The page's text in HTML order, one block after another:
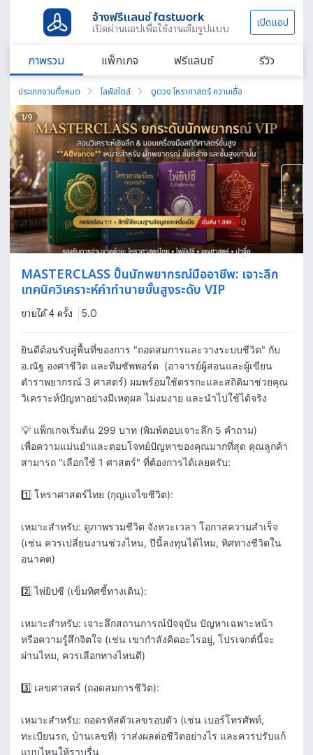
จ้างฟรีแลนซ์ fastwork
เปิดผ่านแอปเพื่อใช้งานเต็มรูปแบบ เปิดแอป
ภาพรวม แพ็กเกจ ฟรีแลนซ์ รีวิว
ประเภทงานทั้งหมด ไลฟ์สไตล์ ดูดวง โหราศาสตร์ ความเชื่อ
1/9
MASTERCLASS ปั้นนักพยากรณ์มืออาชีพ: เจาะลึก
เทคนิควิเคราะห์คำทำนายขั้นสูงระดับ VIP
ขายได้ 4 ครั้ง 5.0
ยินดีต้อนรับสู่พื้นที่ของการ "ถอดสมการและวางระบบชีวิต" กับ
อ.ณัฐ องศาชีวิต และทีมซัพพอร์ต  (อาจารย์ผู้สอนและผู้เขียน
ตำราพยากรณ์ 3 ศาสตร์) ผมพร้อมใช้ตรรกะและสถิติมาช่วยคุณ
วิเคราะห์ปัญหาอย่างมีเหตุผล ไม่งมงาย และนำไปใช้ได้จริง
💡 แพ็กเกจเริ่มต้น 299 บาท (พิมพ์ตอบเจาะลึก 5 คำถาม)
เพื่อความแม่นยำและตอบโจทย์ปัญหาของคุณมากที่สุด คุณลูกค้า
สามารถ "เลือกใช้ 1 ศาสตร์" ที่ต้องการได้เลยครับ:
1️⃣ โหราศาสตร์ไทย (กุญแจไขชีวิต):
เหมาะสำหรับ: ดูภาพรวมชีวิต จังหวะเวลา โอกาสความสำเร็จ
(เช่น ควรเปลี่ยนงานช่วงไหน, ปีนี้ลงทุนได้ไหม, ทิศทางชีวิตใน
อนาคต)
2️⃣ ไพ่ยิปซี (เข็มทิศชี้ทางเดิน):
เหมาะสำหรับ: เจาะลึกสถานการณ์ปัจจุบัน ปัญหาเฉพาะหน้า
หรือความรู้สึกจิตใจ (เช่น เขากำลังคิดอะไรอยู่, โปรเจกต์นี้จะ
ผ่านไหม, ควรเลือกทางไหนดี)
3️⃣ เลขศาสตร์ (ถอดสมการชีวิต):
เหมาะสำหรับ: ถอดรหัสตัวเลขรอบตัว (เช่น เบอร์โทรศัพท์,
ทะเบียนรถ, บ้านเลขที่) ว่าส่งผลต่อชีวิตอย่างไร และควรปรับแก้
แบบไหนให้ราบรื่น